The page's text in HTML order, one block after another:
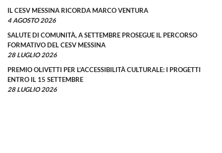
IL CESV MESSINA RICORDA MARCO VENTURA
4 AGOSTO 2026
SALUTE DI COMUNITÀ, A SETTEMBRE PROSEGUE IL PERCORSO
FORMATIVO DEL CESV MESSINA
28 LUGLIO 2026
PREMIO OLIVETTI PER L’ACCESSIBILITÀ CULTURALE: I PROGETTI
ENTRO IL 15 SETTEMBRE
28 LUGLIO 2026